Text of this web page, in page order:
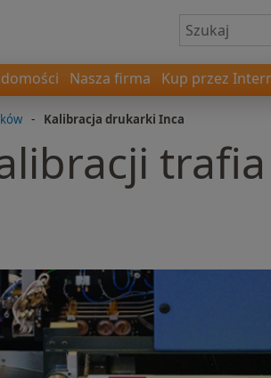
Nasza firma Kup przez
- Kalibracja drukarki Inca
trafia